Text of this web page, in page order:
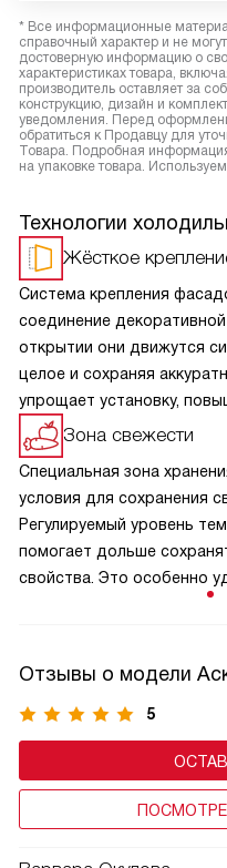
* Все информационные
справочный характер и не
достоверную информацию о
характеристиках товара,
производитель оставляет за
конструкцию, дизайн и
уведомления. Перед
обратиться к Продавцу для
Товара. Подробная
на упаковке товара.
Технологии
Жёсткое
Система крепления
соединение
открытии они движутся
целое и сохраняя
упрощает установку,
и позволяет гармонично
в интерьер, сохраняя
пространства.
Зона свежести
Специальная зона
условия для сохранения
Регулируемый уровень
помогает дольше
свойства. Это особенно
Отзывы о модели
5